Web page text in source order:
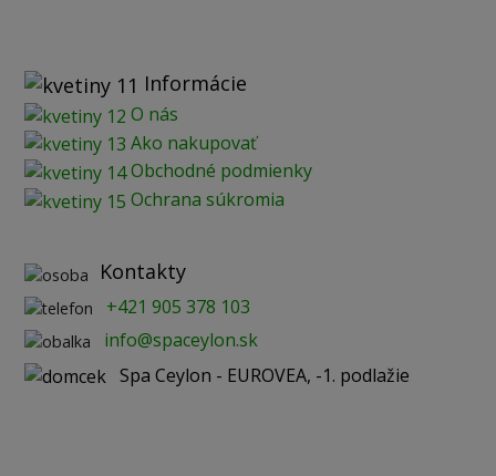
Informácie
O nás
Ako nakupovať
Obchodné podmienky
Ochrana súkromia
Kontakty
+421 905 378 103
info@spaceylon.sk
Spa Ceylon - EUROVEA, -1. podlažie